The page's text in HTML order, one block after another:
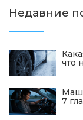
Недавние
что
7